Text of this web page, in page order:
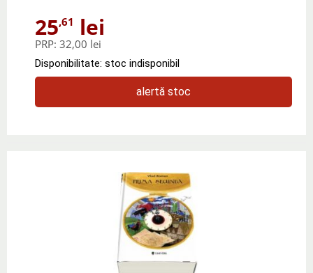
25,61 lei
PRP: 32,00 lei
Disponibilitate: stoc indisponibil
alertă stoc